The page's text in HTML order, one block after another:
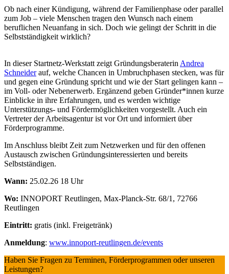
Ob nach einer Kündigung, während der Familienphase oder parallel
zum Job – viele Menschen tragen den Wunsch nach einem
beruflichen Neuanfang in sich. Doch wie gelingt der Schritt in die
Selbstständigkeit wirklich?
In dieser Startnetz-Werkstatt zeigt Gründungsberaterin Andrea
Schneiderauf, welche Chancen in Umbruchphasen stecken, was für
und gegen eine Gründung spricht und wie der Start gelingen kann –
im Voll- oder Nebenerwerb. Ergänzend geben Gründer*innen kurze
Einblicke in ihre Erfahrungen, und es werden wichtige
Unterstützungs- und Fördermöglichkeiten vorgestellt. Auch ein
Vertreter der Arbeitsagentur ist vor Ort und informiert über
Förderprogramme.
Im Anschluss bleibt Zeit zum Netzwerken und für den offenen
Austausch zwischen Gründungsinteressierten und bereits
Selbstständigen.
Wann: 25.02.26 18 Uhr
Wo: INNOPORT Reutlingen, Max-Planck-Str. 68/1, 72766
Reutlingen
Eintritt: gratis (inkl. Freigetränk)
Anmeldung: www.innoport-reutlingen.de/events
Haben Sie Fragen zu Terminen, Förderprogrammen oder unseren
Leistungen?